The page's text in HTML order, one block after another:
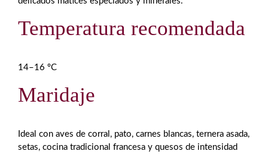
Temperatura recomendada
14–16 ºC
Maridaje
Ideal con aves de corral, pato, carnes blancas, ternera asada,
setas, cocina tradicional francesa y quesos de intensidad